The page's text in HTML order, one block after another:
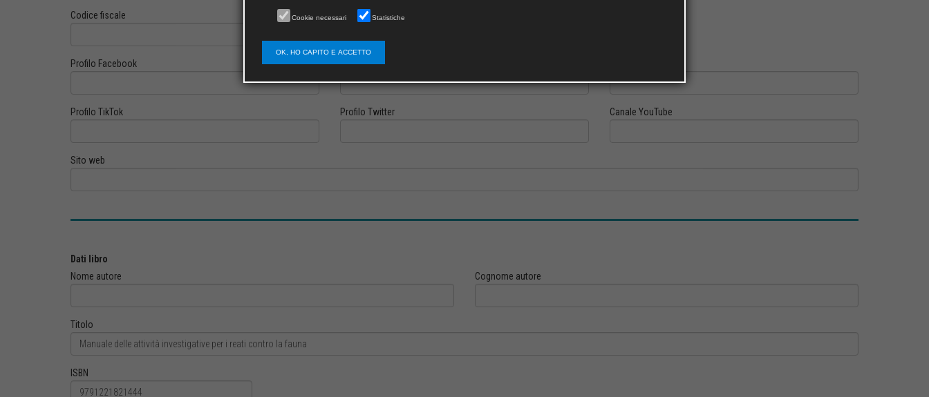
Codice fiscale
Profilo Facebook Profilo Instagram
Profilo TikTok Profilo Twitter Canale YouTube
Sito web
Dati libro
Nome autore
Cognome autore
Titolo
ISBN
Cookie necessari Statistiche
OK, HO CAPITO E ACCETTO